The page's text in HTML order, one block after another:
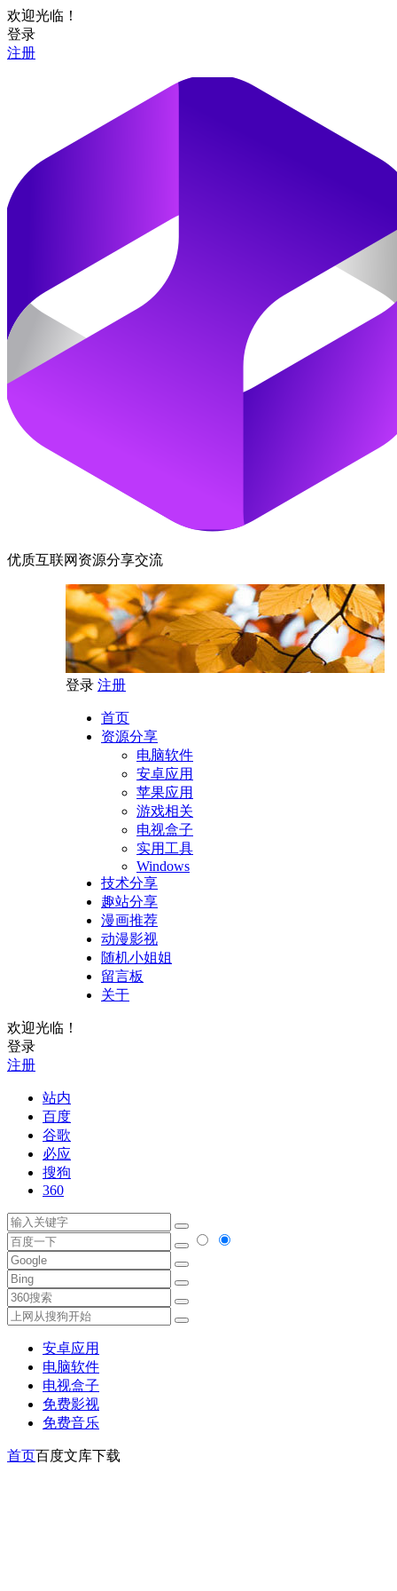
欢迎光临！
登录
注册
优质互联网资源分享交流
登录 注册
首页
资源分享
电脑软件
安卓应用
苹果应用
游戏相关
电视盒子
实用工具
Windows
技术分享
趣站分享
漫画推荐
动漫影视
随机小姐姐
留言板
关于
欢迎光临！
登录
注册
站内
百度
谷歌
必应
搜狗
360
安卓应用
电脑软件
电视盒子
免费影视
免费音乐
首页百度文库下载